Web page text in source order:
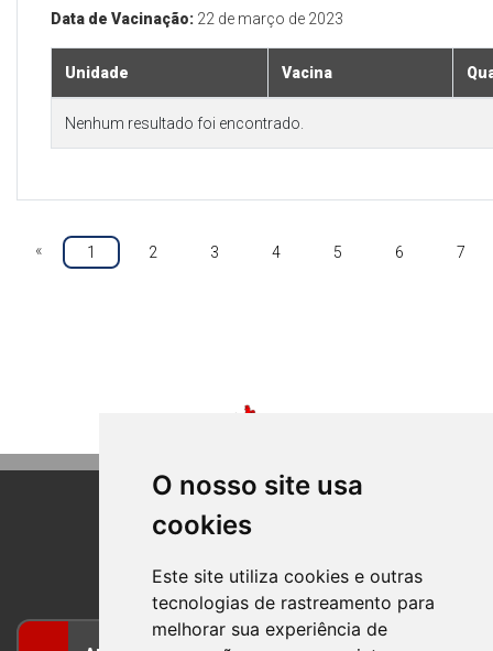
O nosso site usa
cookies
Este site utiliza cookies e outras
tecnologias de rastreamento para
melhorar sua experiência de
Data de Vacinação: 22 de março de 2023
Unidade Vacina
Nenhum resultado foi encontrado.
« 1 2 3 4 5 6 7
BOM PRINCIPIO
RIO GRANDE DO SUL